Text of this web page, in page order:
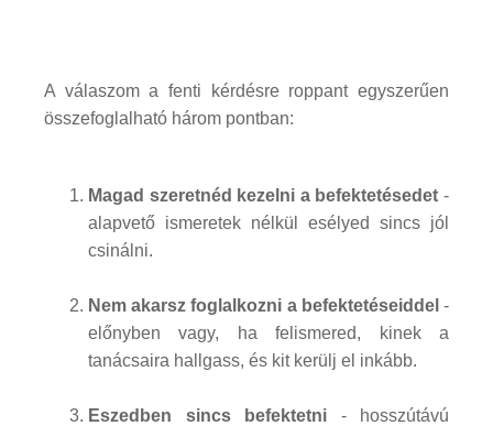
A válaszom a fenti kérdésre roppant egyszerűen
összefoglalható három pontban:
Magad szeretnéd kezelni a befektetésedet -
alapvető ismeretek nélkül esélyed sincs jól
csinálni.
Nem akarsz foglalkozni a befektetéseiddel -
előnyben vagy, ha felismered, kinek a
tanácsaira hallgass, és kit kerülj el inkább.
Eszedben sincs befektetni - hosszútávú